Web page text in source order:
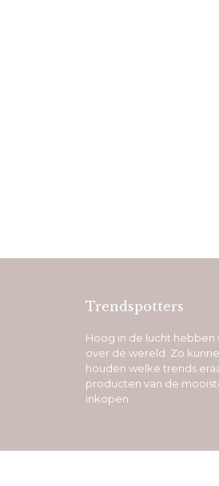
Trendspotters
Hoog in de lucht
over de wereld. Zo
houden welke trends
producten van de
inkopen.